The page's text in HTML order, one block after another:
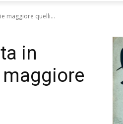
maggiore quelli...
in